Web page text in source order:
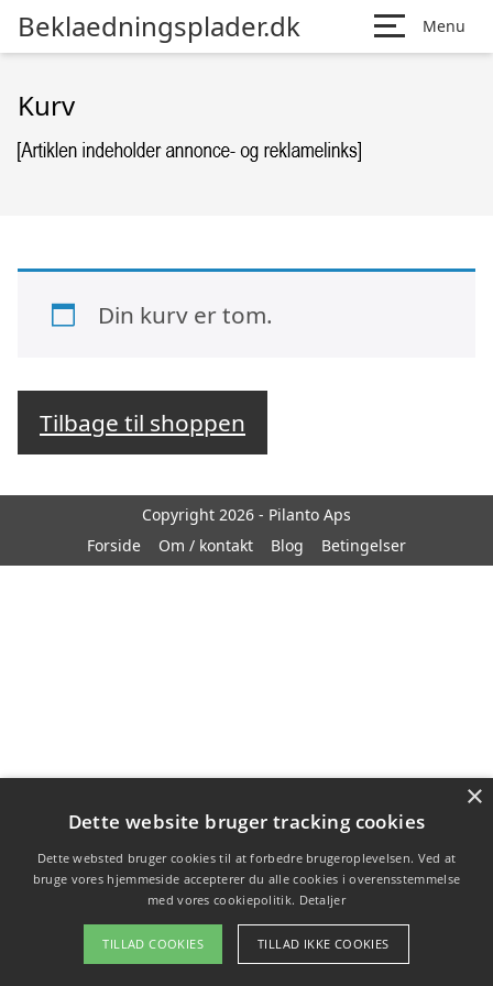
Beklaedningsplader.dk Menu
Kurv
Din kurv er tom.
Tilbage til shoppen
Copyright 2026 - Pilanto Aps
Forside
Om / kontakt Blog Betingelser
×
Dette website bruger tracking cookies
Dette websted bruger cookies til at forbedre brugeroplevelsen. Ved at
bruge vores hjemmeside accepterer du alle cookies i overensstemmelse
med vores cookiepolitik. Detaljer
TILLAD COOKIES TILLAD IKKE COOKIES